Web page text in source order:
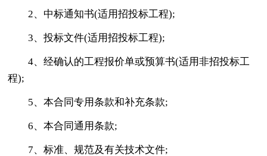
2、中标通知书(适用招投标工程);
3、投标文件(适用招投标工程);
4、经确认的工程报价单或预算书(适用非招投标工
程);
5、本合同专用条款和补充条款;
6、本合同通用条款;
7、标准、规范及有关技术文件;